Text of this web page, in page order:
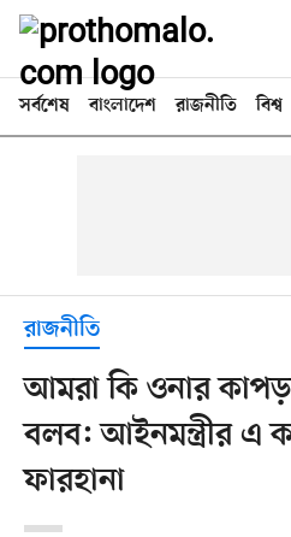
সর্বশেষ বাংলাদেশ রাজনীতি বিশ্ব
রাজনীতি
আমরা কি ওনার
বলব: আইনমন্ত্রীর এ
ফারহানা